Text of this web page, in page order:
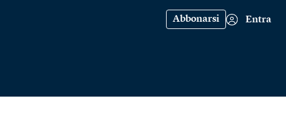
Abbonarsi Entra